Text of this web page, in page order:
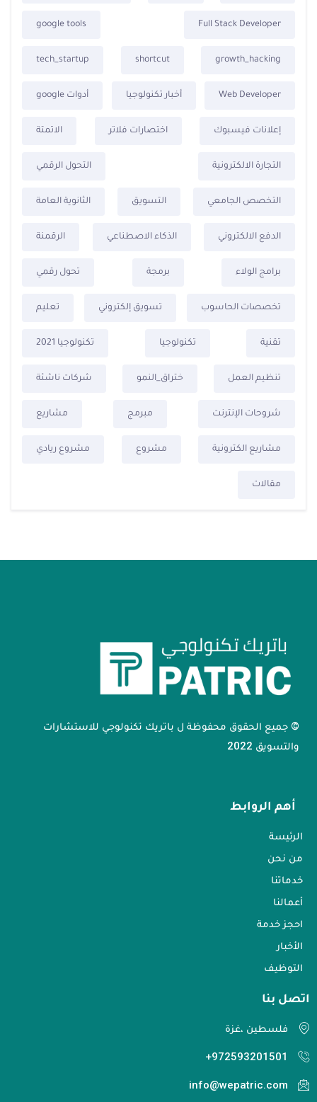
Full Stack Developer
google tools
growth_hacking
shortcut
tech_startup
Web Developer أخبار تكنولوجيا أدوات google
إعلانات فيسبوك اختصارات فلاتر الاتمتة
التجارة الالكترونية التحول الرقمي
التخصص الجامعي التسويق الثانوية العامة
الدفع الالكتروني الذكاء الاصطناعي الرقمنة
برامج الولاء برمجة تحول رقمي
تخصصات الحاسوب تسويق إلكتروني تعليم
تقنية تكنولوجيا تكنولوجيا 2021
تنظيم العمل ختراق_النمو شركات ناشئة
شروحات الإنترنت مبرمج مشاريع
مشاريع الكترونية مشروع مشروع ريادي
مقالات
© جميع الحقوق محفوظة ل باتريك تكنولوجي للاستشارات
والتسويق 2022
أهم الروابط
الرئيسة
من نحن
خدماتنا
أعمالنا
احجز خدمة
الأخبار
التوظيف
اتصل بنا​
فلسطين ،غزة
972593201501+
info@wepatric.com